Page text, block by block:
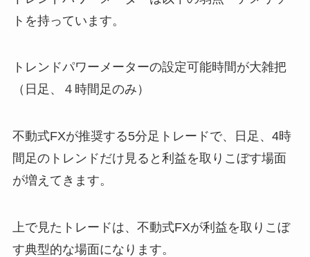
トを持っています。
トレンドパワーメーターの設定可能時間が大雑把
（日足、４時間足のみ）
不動式FXが推奨する5分足トレードで、日足、4時
間足のトレンドだけ見ると利益を取りこぼす場面
が増えてきます。
上で見たトレードは、不動式FXが利益を取りこぼ
す典型的な場面になります。